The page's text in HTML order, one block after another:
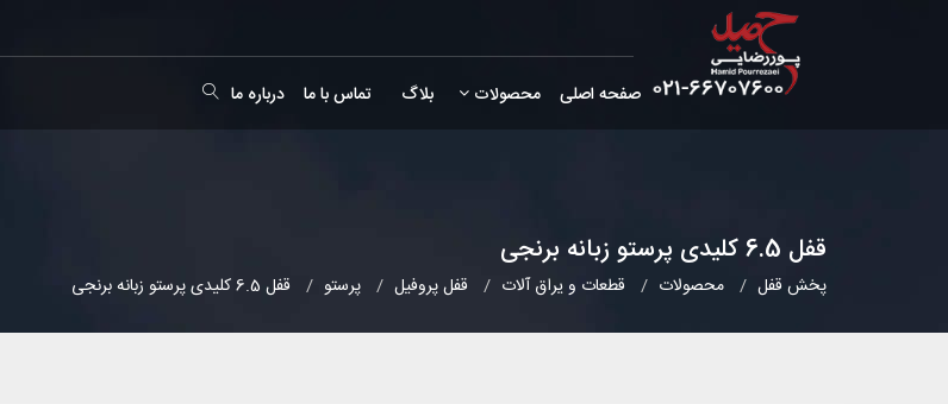
صفحه اصلی محصولات بلاگ تماس با ما درباره ما
قفل 6.5 کلیدی پرستو زبانه برنجی
پخش قفل محصولات قطعات و یراق آلات قفل پروفیل پرستو قفل 6.5 کلیدی پرستو زبانه برنجی